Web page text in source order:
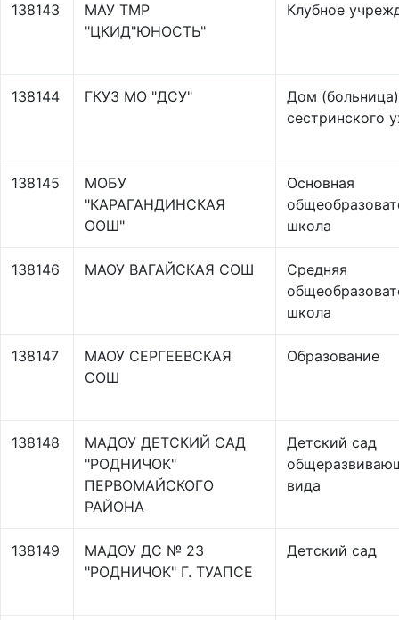
138143
МАУ ТМР
"ЦКИД"ЮНОСТЬ"
Клубное
138144 ГКУЗ МО "ДСУ"
Дом (больница)
сестринского
138145
МОБУ
"КАРАГАНДИНСКАЯ
ООШ"
Основная
школа
138146 МАОУ ВАГАЙСКАЯ СОШ
Средняя
школа
138147
МАОУ СЕРГЕЕВСКАЯ
СОШ
Образование
138148
МАДОУ ДЕТСКИЙ САД
"РОДНИЧОК"
ПЕРВОМАЙСКОГО
РАЙОНА
Детский сад
вида
138149
МАДОУ ДС № 23
"РОДНИЧОК" Г. ТУАПСЕ
Детский сад